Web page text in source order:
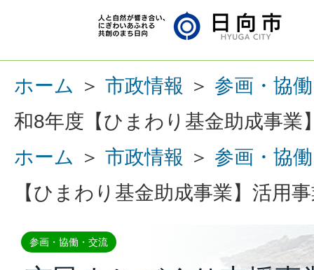
ホーム ＞ 市政情報 ＞ 参画・協
和8年度【ひまわり基金助成事業
ホーム
＞ 市政情報 ＞ 参画・協
【ひまわり基金助成事業】活用
参画・協働・交流